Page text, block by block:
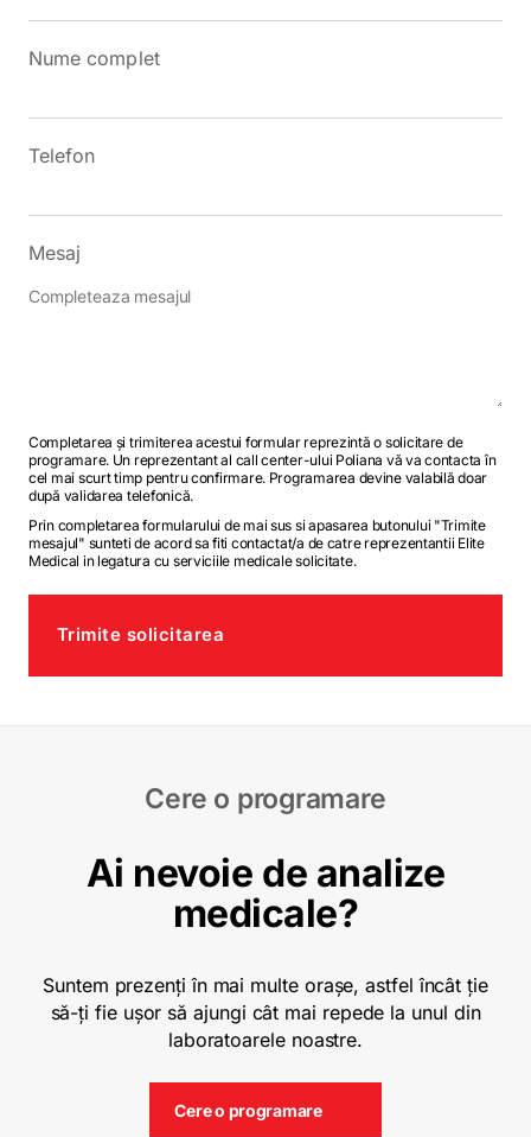
Nume complet
Telefon
Mesaj
Completarea și trimiterea acestui formular reprezintă o solicitare de
programare. Un reprezentant al call center-ului Poliana vă va contacta în
cel mai scurt timp pentru confirmare. Programarea devine valabilă doar
după validarea telefonică.
Prin completarea formularului de mai sus si apasarea butonului "Trimite
mesajul" sunteti de acord sa fiti contactat/a de catre reprezentantii Elite
Medical in legatura cu serviciile medicale solicitate.
Trimite solicitarea
Cere o programare
Ai nevoie de analize
medicale?
Suntem prezenți în mai multe orașe, astfel încât ție
să-ți fie ușor să ajungi cât mai repede la unul din
laboratoarele noastre.
Cere o programare